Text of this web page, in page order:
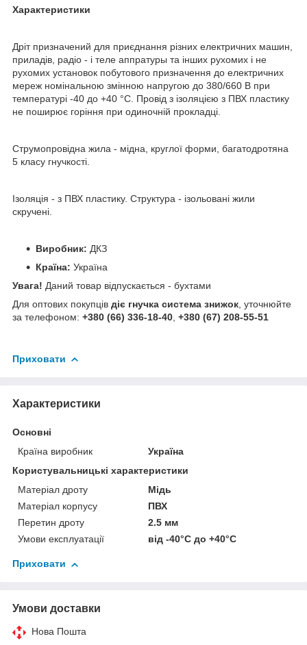
Характеристики
Дріт призначений для приєднання різних електричних машин,
приладів, радіо - і теле аппратуры та інших рухомих і не
рухомих установок побутового призначення до електричних
мереж номінальною змінною напругою до 380/660 В при
температурі -40 до +40 °С. Провід з ізоляцією з ПВХ пластику
не поширює горіння при одиночній прокладці.
Струмопровідна жила - мідна, круглої форми, багатодротяна
5 класу гнучкості.
Ізоляція - з ПВХ пластику. Структура - ізольовані жили
скручені.
Виробник: ДКЗ
Країна: Україна
Увага! Даний товар відпускається - бухтами
Для оптових покупців діє гнучка система знижок , уточнюйте
за телефоном: +380 (66) 336-18-40 +380 (67) 208-55-51
Приховати
Характеристики
Основні
Країна виробник
Україна
Користувальницькі характеристики
Матеріал дроту
Мідь
Матеріал корпусу
ПВХ
Перетин дроту
2.5 мм
Умови експлуатації
від -40°С до +40°С
Приховати
Умови доставки
Нова Пошта